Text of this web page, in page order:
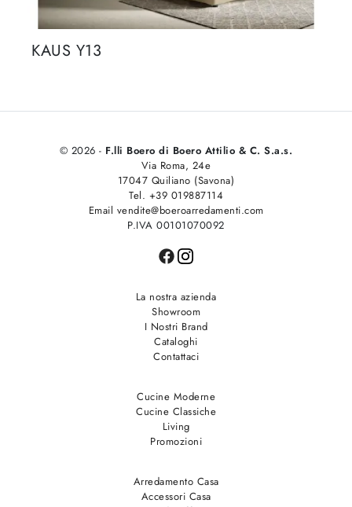
KAUS Y13
© 2026 - F.lli Boero di Boero Attilio & C. S.a.s.
Via Roma, 24e
17047 Quiliano (Savona)
Tel. +39 019887114
Email vendite@boeroarredamenti.com
P.IVA 00101070092
La nostra azienda
Showroom
I Nostri Brand
Cataloghi
Contattaci
Cucine Moderne
Cucine Classiche
Living
Promozioni
Arredamento Casa
Accessori Casa